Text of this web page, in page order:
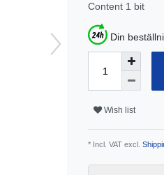
Content 1 bit
Din
Wish list
* Incl. VAT excl.